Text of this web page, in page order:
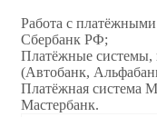
Работа с
Сбербанк РФ;
Платёжные
(Автобанк,
Платёжная система
Мастербанк.